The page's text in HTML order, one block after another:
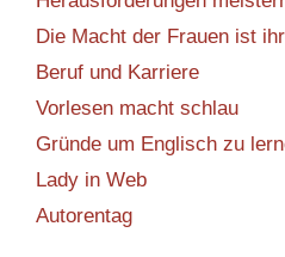
Die Macht der Frauen ist
Beruf und Karriere
Vorlesen macht schlau
Gründe um Englisch zu
Lady in Web
Autorentag